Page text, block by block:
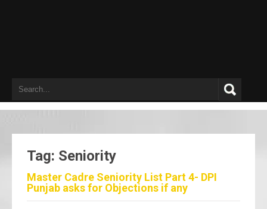
Tag: Seniority
Master Cadre Seniority List Part 4- DPI
Punjab asks for Objections if any